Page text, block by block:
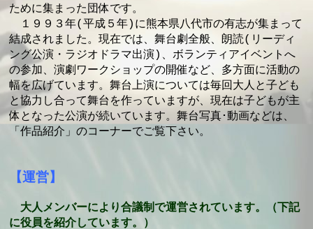
ために集まった団体です。
１９９３年(平成５年)に熊本県八代市の有志が集まって
結成されました。現在では、舞台劇全般、朗読(リーディ
ング公演・ラジオドラマ出演)、ボランティアイベントへ
の参加、演劇ワークショップの開催など、多方面に活動の
幅を広げています。舞台上演については毎回大人と子ども
と協力し合って舞台を作っていますが、現在は子どもが主
体となった公演が続いています。舞台写真･動画などは、
「作品紹介」のコーナーでご覧下さい。
【運営】
大人メンバーにより合議制で運営されています。（下記
に役員を紹介しています。）